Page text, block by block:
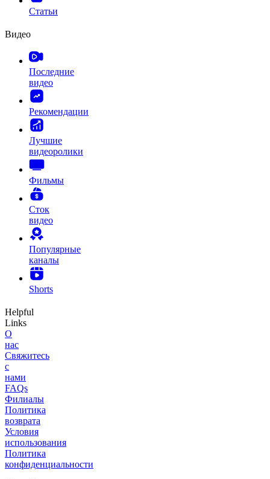
Статьи
Видео
Последние
видео
Рекомендации
Лучшие
видеоролики
Фильмы
Сток
видео
Популярные
каналы
Shorts
Helpful
Links
О
нас
Свяжитесь
с
нами
FAQs
Филиалы
Политика
возврата
Условия
использования
Политика
конфиденциальности